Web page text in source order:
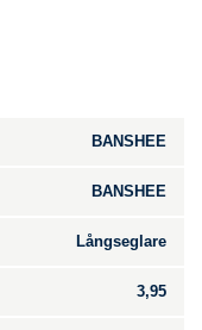
BANSHEE
BANSHEE
Långseglare
3,95